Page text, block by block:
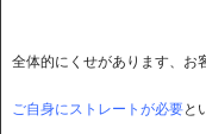
全体的にくせがあります、お
ご自身にストレートが必要と